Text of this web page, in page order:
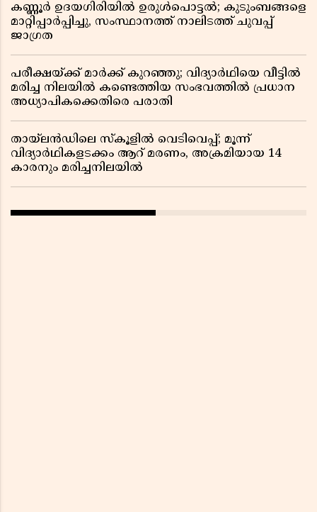
കണ്ണൂർ ഉദയഗിരിയിൽ ഉരുൾപൊട്ടൽ; കുടുംബങ്ങളെ
മാറ്റിപ്പാർപ്പിച്ചു, സംസ്ഥാനത്ത് നാലിടത്ത് ചുവപ്പ്
ജാഗ്രത
പരീക്ഷയ്ക്ക് മാർക്ക് കുറഞ്ഞു; വിദ്യാർഥിയെ വീട്ടിൽ
മരിച്ച നിലയിൽ കണ്ടെത്തിയ സംഭവത്തിൽ പ്രധാന
അധ്യാപികക്കെതിരെ പരാതി
തായ്‌ലൻഡിലെ സ്‌കൂളിൽ വെടിവെപ്പ്; മൂന്ന്
വിദ്യാർഥികളടക്കം ആറ് മരണം, അക്രമിയായ 14
കാരനും മരിച്ചനിലയിൽ